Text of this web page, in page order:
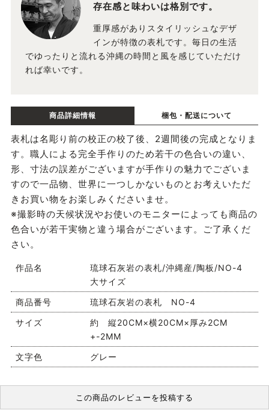
存在感と味わいは格別です。
重厚感がありスタイリッシュなデザ
インが特徴の表札です。毎日の生活
でゆったりと流れる沖縄の時間と風を感じていただけ
れば幸いです。
商品詳細情報 梱包・配送について
表札は名彫り前の校正の校了後、2週間後の完成となりま
す。職人による完全手作りのため若干の色合いの違い、
形、寸法の誤差がございますが手作りの魅力でございま
すので一品物、世界に一つしかないものとお考えいただ
きお買い物をお楽しみくださいませ。
※撮影時の天候状況やお使いのモニターによっても商品の
色合いが若干実物と違う場合がございます。ご了承くだ
さい。
作品名
琉球石灰岩の表札/沖縄産/陶板/NO-4
大サイズ
商品番号
琉球石灰岩の表札 NO-4
サイズ
約 縦20CM×横20CM×厚み2CM
+-2MM
文字色
グレー
この商品のレビューを投稿する